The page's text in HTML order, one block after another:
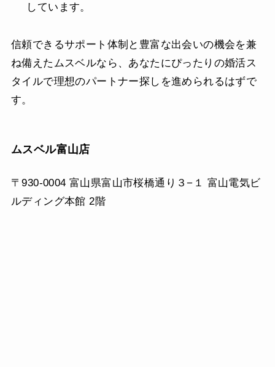
しています。
信頼できるサポート体制と豊富な出会いの機会を兼
ね備えたムスベルなら、あなたにぴったりの婚活ス
タイルで理想のパートナー探しを進められるはずで
す。
ムスベル富山店
〒930-0004 富山県富山市桜橋通り３−１ 富山電気ビ
ルディング本館 2階